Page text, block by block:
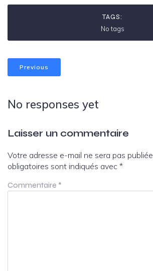
TAGS:
No tags
Previous
No responses yet
Laisser un commentaire
Votre adresse e-mail ne sera pas publiée.
obligatoires sont indiqués avec *
Commentaire *